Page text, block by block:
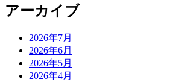
アーカイブ
2026年7月
2026年6月
2026年5月
2026年4月